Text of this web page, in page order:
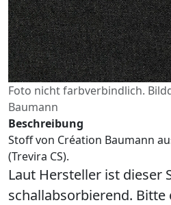
Foto nicht farbverbindlich.
Baumann
Beschreibung
Stoff von Création Baumann
(Trevira CS).
Laut Hersteller ist dieser
schallabsorbierend. Bitte